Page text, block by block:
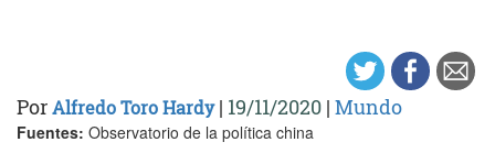
PorAlfredo Toro Hardy| 19/11/2020 | Mundo
Fuentes: Observatorio de la política china